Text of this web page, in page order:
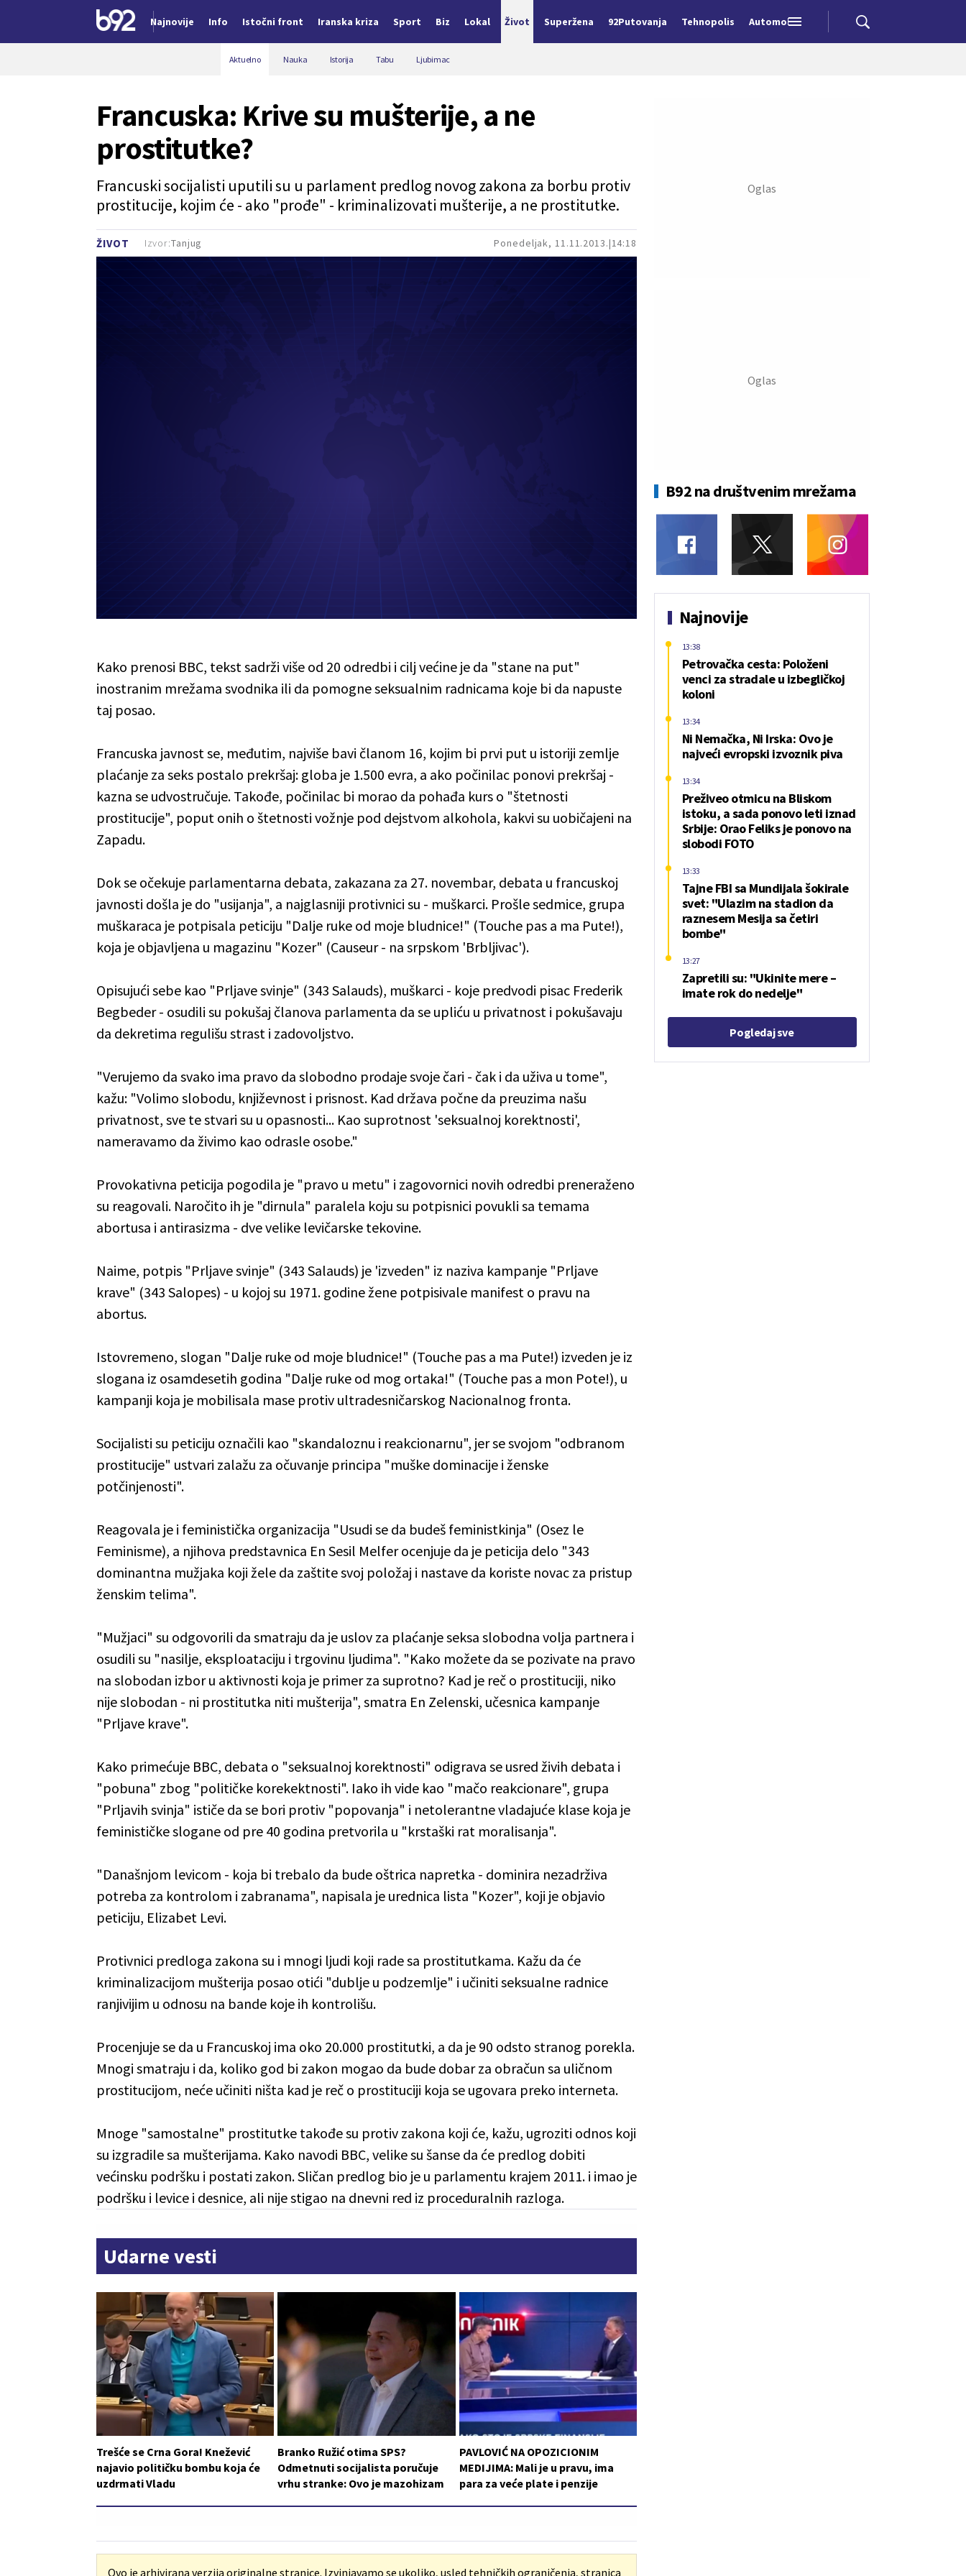
Najnovije Info Istočni front Iranska kriza Sport Biz Lokal Život Superžena 92Putovanja Tehnopolis Automobili
Aktuelno Nauka Istorija Tabu Ljubimac
ŽIVOT Ponedeljak, 11.11.2013. 14:18
Francuska: Krive su mušterije, a ne
prostitutke?
Francuski socijalisti uputili su u parlament predlog novog zakona za borbu protiv
prostitucije, kojim će - ako "prođe" - kriminalizovati mušterije, a ne prostitutke.
Izvor:Tanjug
Kako prenosi BBC, tekst sadrži više od 20 odredbi i cilj većine je da "stane na put"
inostranim mrežama svodnika ili da pomogne seksualnim radnicama koje bi da napuste
taj posao.
Francuska javnost se, međutim, najviše bavi članom 16, kojim bi prvi put u istoriji zemlje
plaćanje za seks postalo prekršaj: globa je 1.500 evra, a ako počinilac ponovi prekršaj -
kazna se udvostručuje. Takođe, počinilac bi morao da pohađa kurs o "štetnosti
prostitucije", poput onih o štetnosti vožnje pod dejstvom alkohola, kakvi su uobičajeni na
Zapadu.
Dok se očekuje parlamentarna debata, zakazana za 27. novembar, debata u francuskoj
javnosti došla je do "usijanja", a najglasniji protivnici su - muškarci. Prošle sedmice, grupa
muškaraca je potpisala peticiju "Dalje ruke od moje bludnice!" (Touche pas a ma Pute!),
koja je objavljena u magazinu "Kozer" (Causeur - na srpskom 'Brbljivac').
Opisujući sebe kao "Prljave svinje" (343 Salauds), muškarci - koje predvodi pisac Frederik
Begbeder - osudili su pokušaj članova parlamenta da se upliću u privatnost i pokušavaju
da dekretima regulišu strast i zadovoljstvo.
"Verujemo da svako ima pravo da slobodno prodaje svoje čari - čak i da uživa u tome",
kažu: "Volimo slobodu, književnost i prisnost. Kad država počne da preuzima našu
privatnost, sve te stvari su u opasnosti... Kao suprotnost 'seksualnoj korektnosti',
nameravamo da živimo kao odrasle osobe."
Provokativna peticija pogodila je "pravo u metu" i zagovornici novih odredbi preneraženo
su reagovali. Naročito ih je "dirnula" paralela koju su potpisnici povukli sa temama
abortusa i antirasizma - dve velike levičarske tekovine.
Naime, potpis "Prljave svinje" (343 Salauds) je 'izveden" iz naziva kampanje "Prljave
krave" (343 Salopes) - u kojoj su 1971. godine žene potpisivale manifest o pravu na
abortus.
Istovremeno, slogan "Dalje ruke od moje bludnice!" (Touche pas a ma Pute!) izveden je iz
slogana iz osamdesetih godina "Dalje ruke od mog ortaka!" (Touche pas a mon Pote!), u
kampanji koja je mobilisala mase protiv ultradesničarskog Nacionalnog fronta.
Socijalisti su peticiju označili kao "skandaloznu i reakcionarnu", jer se svojom "odbranom
prostitucije" ustvari zalažu za očuvanje principa "muške dominacije i ženske
potčinjenosti".
Reagovala je i feministička organizacija "Usudi se da budeš feministkinja" (Osez le
Feminisme), a njihova predstavnica En Sesil Melfer ocenjuje da je peticija delo "343
dominantna mužjaka koji žele da zaštite svoj položaj i nastave da koriste novac za pristup
ženskim telima".
"Mužjaci" su odgovorili da smatraju da je uslov za plaćanje seksa slobodna volja partnera i
osudili su "nasilje, eksploataciju i trgovinu ljudima". "Kako možete da se pozivate na pravo
na slobodan izbor u aktivnosti koja je primer za suprotno? Kad je reč o prostituciji, niko
nije slobodan - ni prostitutka niti mušterija", smatra En Zelenski, učesnica kampanje
"Prljave krave".
Kako primećuje BBC, debata o "seksualnoj korektnosti" odigrava se usred živih debata i
"pobuna" zbog "političke korekektnosti". Iako ih vide kao "mačo reakcionare", grupa
"Prljavih svinja" ističe da se bori protiv "popovanja" i netolerantne vladajuće klase koja je
feminističke slogane od pre 40 godina pretvorila u "krstaški rat moralisanja".
"Današnjom levicom - koja bi trebalo da bude oštrica napretka - dominira nezadrživa
potreba za kontrolom i zabranama", napisala je urednica lista "Kozer", koji je objavio
peticiju, Elizabet Levi.
Protivnici predloga zakona su i mnogi ljudi koji rade sa prostitutkama. Kažu da će
kriminalizacijom mušterija posao otići "dublje u podzemlje" i učiniti seksualne radnice
ranjivijim u odnosu na bande koje ih kontrolišu.
Procenjuje se da u Francuskoj ima oko 20.000 prostitutki, a da je 90 odsto stranog porekla.
Mnogi smatraju i da, koliko god bi zakon mogao da bude dobar za obračun sa uličnom
prostitucijom, neće učiniti ništa kad je reč o prostituciji koja se ugovara preko interneta.
Mnoge "samostalne" prostitutke takođe su protiv zakona koji će, kažu, ugroziti odnos koji
su izgradile sa mušterijama. Kako navodi BBC, velike su šanse da će predlog dobiti
većinsku podršku i postati zakon. Sličan predlog bio je u parlamentu krajem 2011. i imao je
podršku i levice i desnice, ali nije stigao na dnevni red iz proceduralnih razloga.
Udarne vesti
Trešće se Crna Gora! Knežević
najavio političku bombu koja će
uzdrmati Vladu
Branko Ružić otima SPS?
Odmetnuti socijalista poručuje
vrhu stranke: Ovo je mazohizam
PAVLOVIĆ NA OPOZICIONIM
MEDIJIMA: Mali je u pravu, ima
para za veće plate i penzije
Ovo je arhivirana verzija originalne stranice. Izvinjavamo se ukoliko, usled tehničkih ograničenja, stranica
B92 na društvenim mrežama
Najnovije
Petrovačka cesta: Položeni
venci za stradale u izbegličkoj
koloni
13:38
Ni Nemačka, Ni Irska: Ovo je
najveći evropski izvoznik piva
13:34
Preživeo otmicu na Bliskom
istoku, a sada ponovo leti iznad
Srbije: Orao Feliks je ponovo na
slobodi FOTO
13:34
Tajne FBI sa Mundijala šokirale
svet: "Ulazim na stadion da
raznesem Mesija sa četiri
bombe"
13:33
Zapretili su: "Ukinite mere –
imate rok do nedelje"
13:27
Pogledaj sve